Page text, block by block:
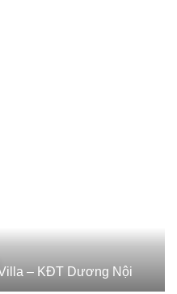
– KĐT Dương Nội